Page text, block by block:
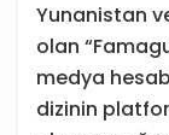
Yunanistan
olan
medya
dizinin